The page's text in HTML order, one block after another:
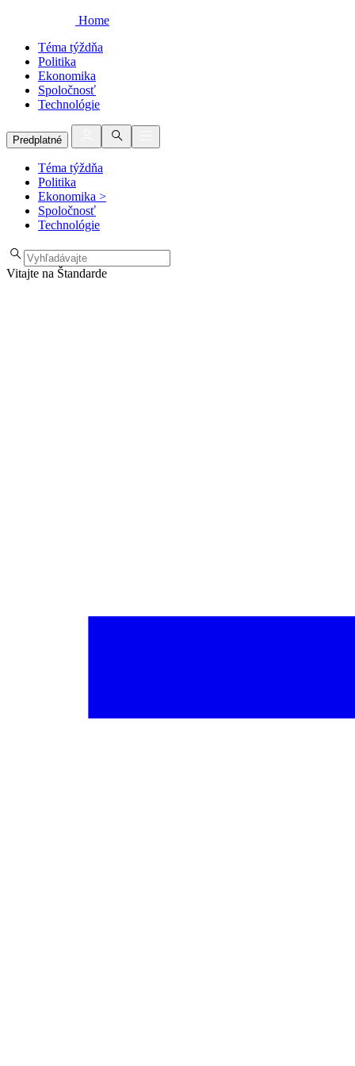
Home
Téma týždňa
Politika
Ekonomika
Spoločnosť
Technológie
Predplatné
Téma týždňa
Politika
Ekonomika >
Spoločnosť
Technológie
Vitajte na Štandarde